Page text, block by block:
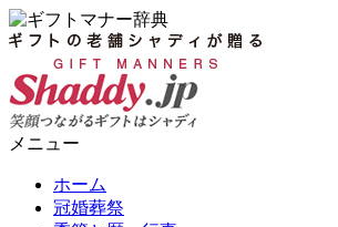
メニュー
ホーム
冠婚葬祭